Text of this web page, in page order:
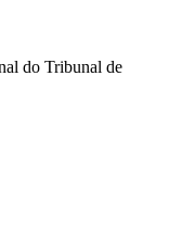
do Tribunal de